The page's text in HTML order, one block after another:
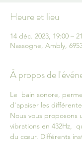
Heure et lieu
14 déc. 2023, 19:00 –
Nassogne, Ambly,
À propos de
Le  bain sonore,
d'apaiser les
Nous vous proposons
vibrations en 432Hz,
du cœur. Différents